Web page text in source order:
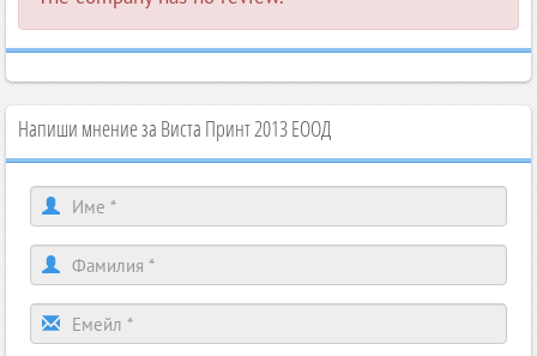
Напиши мнение за Виста Принт 2013 ЕООД